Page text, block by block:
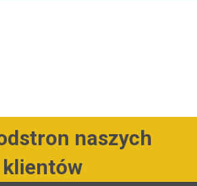
naszych
klientów